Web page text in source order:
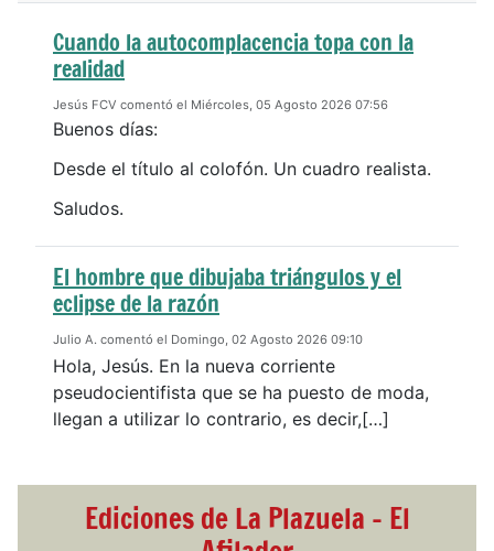
Cuando la autocomplacencia topa con la
realidad
Jesús FCV comentó el Miércoles, 05 Agosto 2026 07:56
Buenos días:
Desde el título al colofón. Un cuadro realista.
Saludos.
El hombre que dibujaba triángulos y el
eclipse de la razón
Julio A. comentó el Domingo, 02 Agosto 2026 09:10
Hola, Jesús. En la nueva corriente
pseudocientifista que se ha puesto de moda,
llegan a utilizar lo contrario, es decir,[…]
Ediciones de La Plazuela - El